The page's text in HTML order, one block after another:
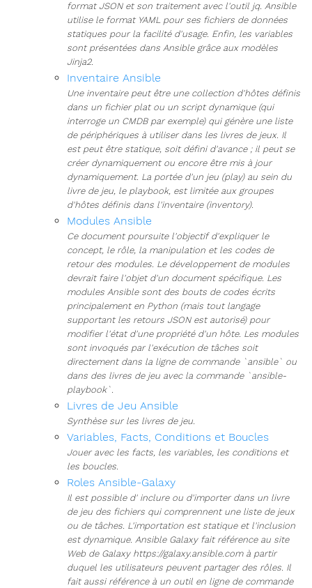
format JSON et son traitement avec l'outil jq. Ansible
utilise le format YAML pour ses fichiers de données
statiques pour la facilité d'usage. Enfin, les variables
sont présentées dans Ansible grâce aux modèles
Jinja2.
Inventaire Ansible
Une inventaire peut être une collection d'hôtes définis
dans un fichier plat ou un script dynamique (qui
interroge un CMDB par exemple) qui génère une liste
de périphériques à utiliser dans les livres de jeux. Il
est peut être statique, soit défini d'avance ; il peut se
créer dynamiquement ou encore être mis à jour
dynamiquement. La portée d'un jeu (play) au sein du
livre de jeu, le playbook, est limitée aux groupes
d'hôtes définis dans l'inventaire (inventory).
Modules Ansible
Ce document poursuite l'objectif d'expliquer le
concept, le rôle, la manipulation et les codes de
retour des modules. Le développement de modules
devrait faire l'objet d'un document spécifique. Les
modules Ansible sont des bouts de codes écrits
principalement en Python (mais tout langage
supportant les retours JSON est autorisé) pour
modifier l'état d'une propriété d'un hôte. Les modules
sont invoqués par l'exécution de tâches soit
directement dans la ligne de commande `ansible` ou
dans des livres de jeu avec la commande `ansible-
playbook`.
Livres de Jeu Ansible
Synthèse sur les livres de jeu.
Variables, Facts, Conditions et Boucles
Jouer avec les facts, les variables, les conditions et
les boucles.
Roles Ansible-Galaxy
Il est possible d' inclure ou d'importer dans un livre
de jeu des fichiers qui comprennent une liste de jeux
ou de tâches. L'importation est statique et l'inclusion
est dynamique. Ansible Galaxy fait référence au site
Web de Galaxy https://galaxy.ansible.com à partir
duquel les utilisateurs peuvent partager des rôles. Il
fait aussi référence à un outil en ligne de commande